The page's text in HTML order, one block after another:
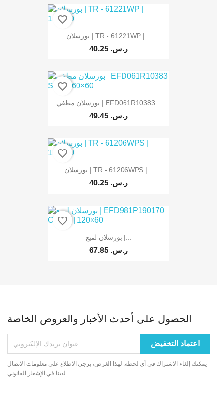
بورسلان | TR - 61221WP |...
40.25 ر.س.‏
favorite_border
بورسلان مطفي | EFD061R10383...
49.45 ر.س.‏
favorite_border
بورسلان | TR - 61206WPS |...
40.25 ر.س.‏
favorite_border
بورسلان لميع |...
67.85 ر.س.‏
favorite_border
الحصول على أحدث الأخبار والعروض الخاصة
يمكنك إلغاء الاشتراك في أي لحظة. لهذا الغرض، يرجى الاطلاع على معلومات الاتصال
لدينا في الإشعار القانوني.